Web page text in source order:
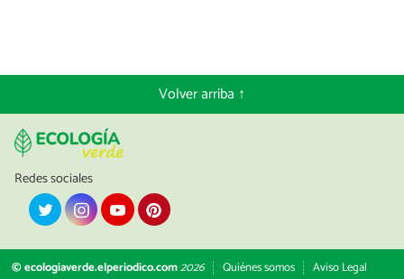
Volver arriba ↑
Redes sociales
© ecologiaverde.elperiodico.com2026 Quiénes somos Aviso Legal